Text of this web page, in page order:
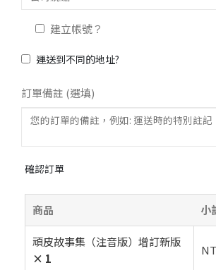
建立帳號？
運送到不同的地址?
訂單備註 (選填)
確認訂單
商品 小
頑皮故事集（注音版）增訂新版
× 1